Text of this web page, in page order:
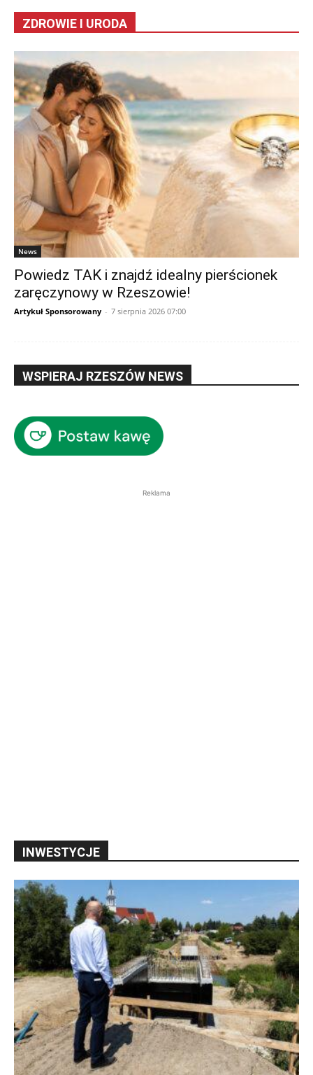
ZDROWIE I URODA
News
Powiedz TAK i znajdź idealny pierścionek
zaręczynowy w Rzeszowie!
Artykuł Sponsorowany - 7 sierpnia 2026 07:00
WSPIERAJ RZESZÓW NEWS
Reklama
INWESTYCJE